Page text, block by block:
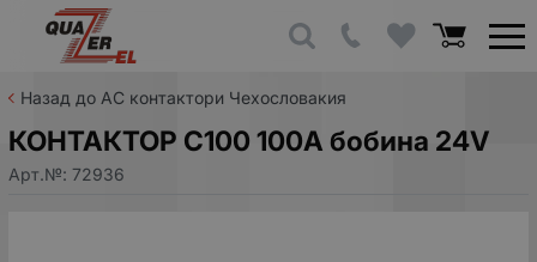
Назад до AC контактори Чехословакия
КОНТАКТОР C100 100A бобина 24V
Арт.№: 72936